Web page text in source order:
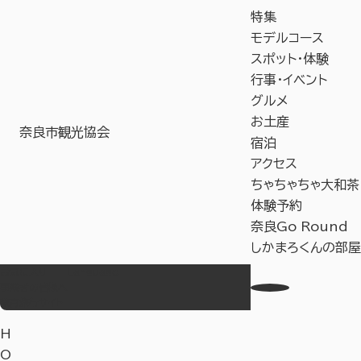
奈良市観光協会
特集
モデルコース
スポット・体験
行事・イベント
グルメ
お土産
宿泊
アクセス
ちゃちゃちゃ大和茶
体験予約
奈良Go Round
しかまろくんの部屋
H
O